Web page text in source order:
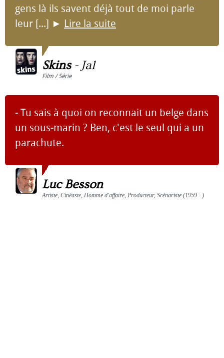
gens là ils savent déjà tout de moi parle
leur [...] ► Lire la suite
Skins- Jal
Film / Série
- Tu sais à quoi on reconnait un belge dans
un sous-marin ? Ben, c'est le seul qui a un
parachute.
Luc Besson
Artiste, Cinéaste, Homme d'affaire, Producteur, Scénariste (1959 - )